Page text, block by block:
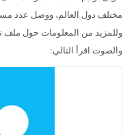
والصوت اقرأ التالي: